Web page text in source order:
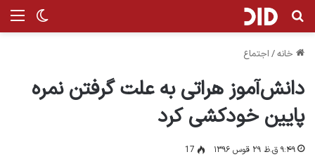
تغییر جستجو برای
خانه/ اجتماع
دانش‌آموز هراتی به علت گرفتن نمره
پایین خودکشی کرد
۹:۴۹ ق.ظ ۲۹ قوس ۱۳۹۶ 17